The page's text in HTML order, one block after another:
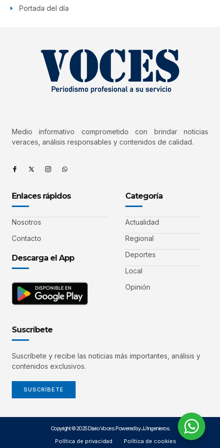
Portada del día
Medio informativo comprometido con brindar noticias
veraces, análisis responsables y contenidos de calidad.
Enlaces rápidos
Nosotros
Contacto
Descarga el App
Categoría
Actualidad
Regional
Deportes
Local
Opinión
Suscríbete
Suscríbete y recibe las noticias más importantes, análisis y
contenidos exclusivos.
SUSCRÍBETE
Copyright © 2025 Diario Voces. Powered by JJ Ingenieros.
Política de privacidad
Política de cookies